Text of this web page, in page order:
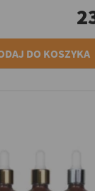
DO KOSZYKA